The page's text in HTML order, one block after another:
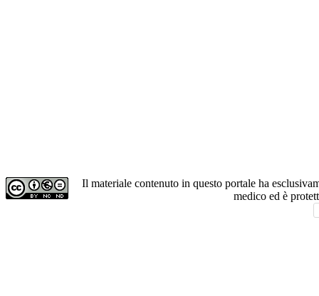
Il materiale contenuto in questo portale ha
medico ed è